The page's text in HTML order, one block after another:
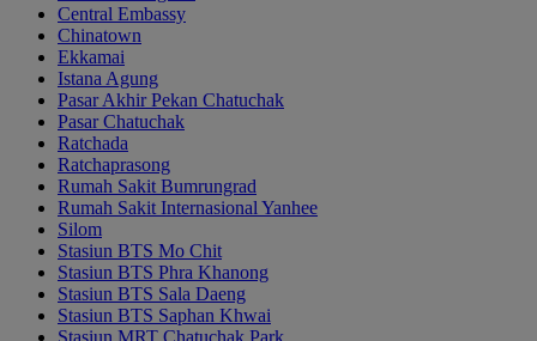
Central Embassy
Chinatown
Ekkamai
Istana Agung
Pasar Akhir Pekan Chatuchak
Pasar Chatuchak
Ratchada
Ratchaprasong
Rumah Sakit Bumrungrad
Rumah Sakit Internasional Yanhee
Silom
Stasiun BTS Mo Chit
Stasiun BTS Phra Khanong
Stasiun BTS Sala Daeng
Stasiun BTS Saphan Khwai